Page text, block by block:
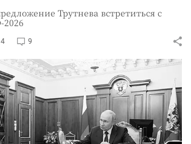
Трутнева встретиться с
9